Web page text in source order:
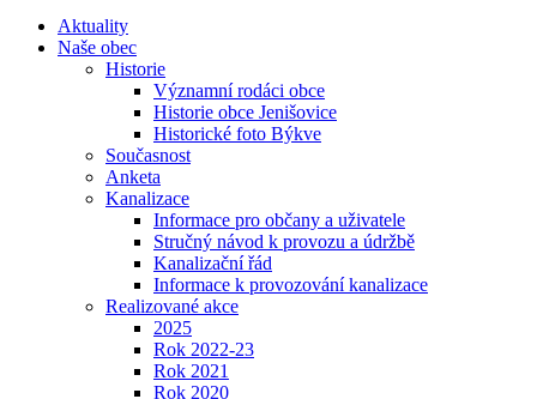
Aktuality
Naše obec
Historie
Významní rodáci obce
Historie obce Jenišovice
Historické foto Býkve
Současnost
Anketa
Kanalizace
Informace pro občany a uživatele
Stručný návod k provozu a údržbě
Kanalizační řád
Informace k provozování kanalizace
Realizované akce
2025
Rok 2022-23
Rok 2021
Rok 2020